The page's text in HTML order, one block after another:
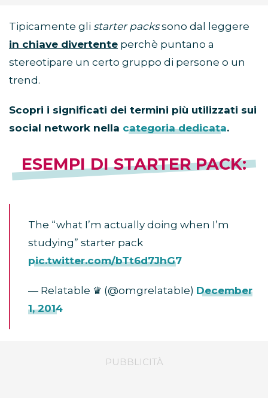
Tipicamente gli starter packssono dal leggere
in chiave divertente perchè puntano a
stereotipare un certo gruppo di persone o un
trend.
Scopri i significati dei termini più utilizzati sui
social network nella categoria dedicata.
ESEMPI DI STARTER PACK:
The “what I’m actually doing when I’m
studying” starter pack
pic.twitter.com/bTt6d7JhG7
— Relatable ♛ (@omgrelatabIe) December
1, 2014